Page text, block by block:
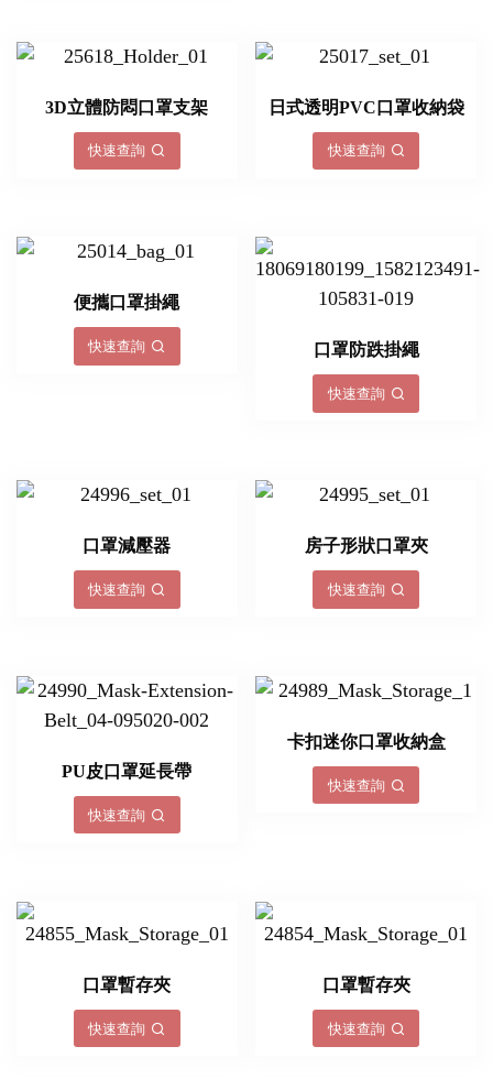
3D立體防悶口罩支架
快速查詢
日式透明PVC口罩收納袋
快速查詢
便攜口罩掛繩
快速查詢 口罩防跌掛繩
快速查詢
口罩減壓器
快速查詢
房子形狀口罩夾
快速查詢
PU皮口罩延長帶
快速查詢
卡扣迷你口罩收納盒
快速查詢
口罩暫存夾
快速查詢
口罩暫存夾
快速查詢